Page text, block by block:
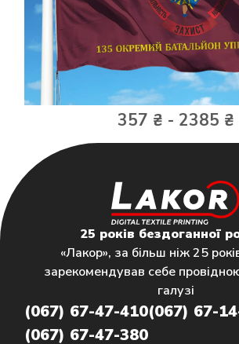
357 ₴ - 2385 ₴
25 років бездоганної
«Лакор», за більш ніж 25
зарекомендував себе
галузі
(067) 67-47-410(067) 67-
(067) 67-47-380